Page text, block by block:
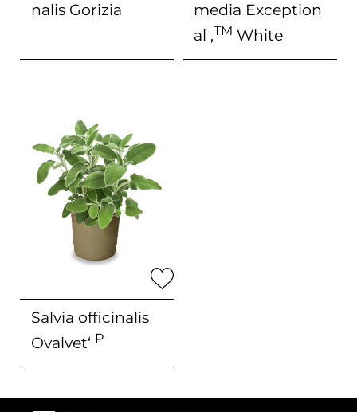
nalisGorizia
media Exception
al ‚TM White
Salvia officinalis
Ovalvet‘ P